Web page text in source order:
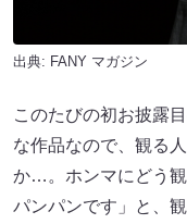
出典: FANY マガジン
このたびの初お披露
な作品なので、観る
か…。ホンマにどう観
パンパンです」と、